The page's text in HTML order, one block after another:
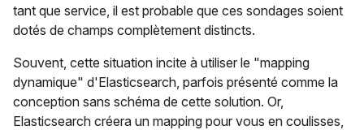
tant que service, il est probable que ces sondages soient
dotés de champs complètement distincts.
Souvent, cette situation incite à utiliser le "mapping
dynamique" d'Elasticsearch, parfois présenté comme la
conception sans schéma de cette solution. Or,
Elasticsearch créera un mapping pour vous en coulisses,